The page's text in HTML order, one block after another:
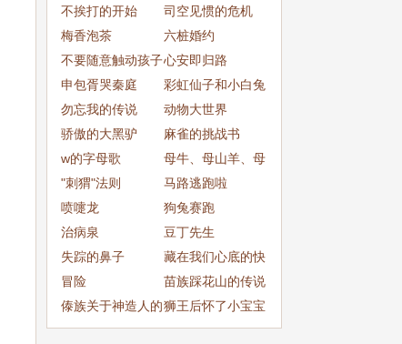
不挨打的开始
司空见惯的危机
梅香泡茶
六桩婚约
不要随意触动孩子
的隐私
心安即归路
申包胥哭秦庭
彩虹仙子和小白兔
勿忘我的传说
动物大世界
骄傲的大黑驴
麻雀的挑战书
w的字母歌
母牛、母山羊、母
绵羊和狮子合伙捕
猎
"刺猬"法则
马路逃跑啦
喷嚏龙
狗兔赛跑
治病泉
豆丁先生
失踪的鼻子
藏在我们心底的快
乐种子
冒险
苗族踩花山的传说
傣族关于神造人的
民间传说
狮王后怀了小宝宝